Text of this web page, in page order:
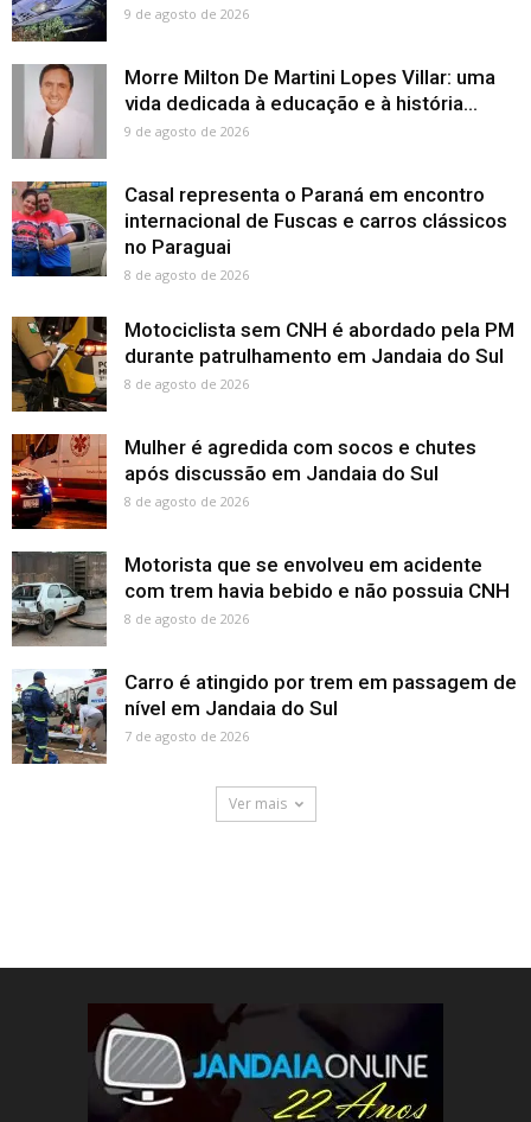
9 de agosto de 2026
Morre Milton De Martini Lopes Villar: uma
vida dedicada à educação e à história...
9 de agosto de 2026
Casal representa o Paraná em encontro
internacional de Fuscas e carros clássicos
no Paraguai
8 de agosto de 2026
Motociclista sem CNH é abordado pela PM
durante patrulhamento em Jandaia do Sul
8 de agosto de 2026
Mulher é agredida com socos e chutes
após discussão em Jandaia do Sul
8 de agosto de 2026
Motorista que se envolveu em acidente
com trem havia bebido e não possuia CNH
8 de agosto de 2026
Carro é atingido por trem em passagem de
nível em Jandaia do Sul
7 de agosto de 2026
Ver mais